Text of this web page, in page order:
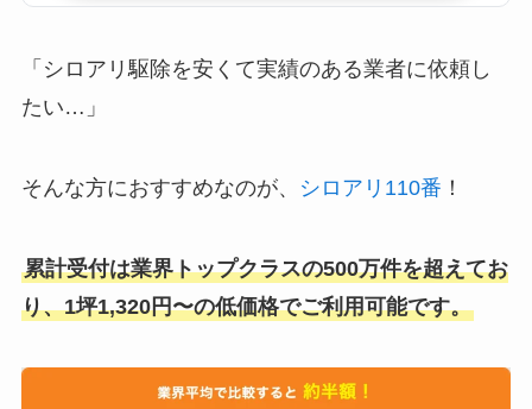
「シロアリ駆除を安くて実績のある業者に依頼し
たい…」
そんな方におすすめなのが、 シロアリ110番 ！
累計受付は業界トップクラスの500万件を超えてお
り、1坪1,320円〜の低価格でご利用可能です。